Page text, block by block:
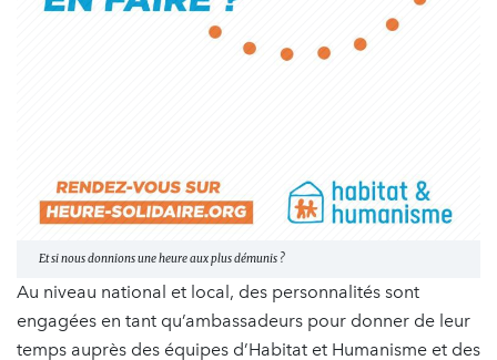
Et si nous donnions une heure aux plus démunis ?
Au niveau national et local, des personnalités sont
engagées en tant qu’ambassadeurs pour donner de leur
temps auprès des équipes d’Habitat et Humanisme et des